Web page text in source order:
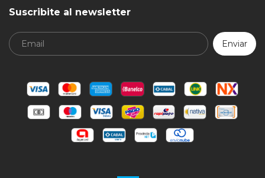
Suscribite al newsletter